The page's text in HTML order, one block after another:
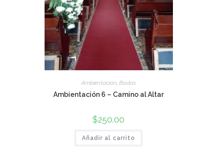
Ambientación, Bodas
Ambientación 6 – Camino al Altar
$250.00
Añadir al carrito